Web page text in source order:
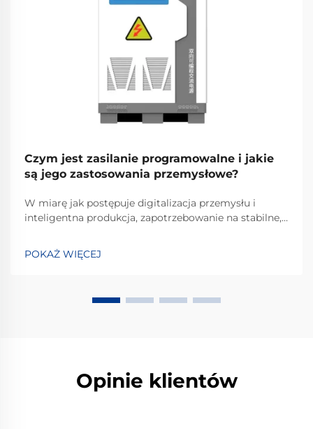
Czym jest zasilanie programowalne i jakie
są jego zastosowania przemysłowe?
W miarę jak postępuje digitalizacja przemysłu i
inteligentna produkcja, zapotrzebowanie na stabilne,
zasilania jest większe niż kiedykolwiek. Właśnie tutaj
przydaje się zasilanie programowalne. Ale czym
POKAŻ WIĘCEJ
Opinie klientów